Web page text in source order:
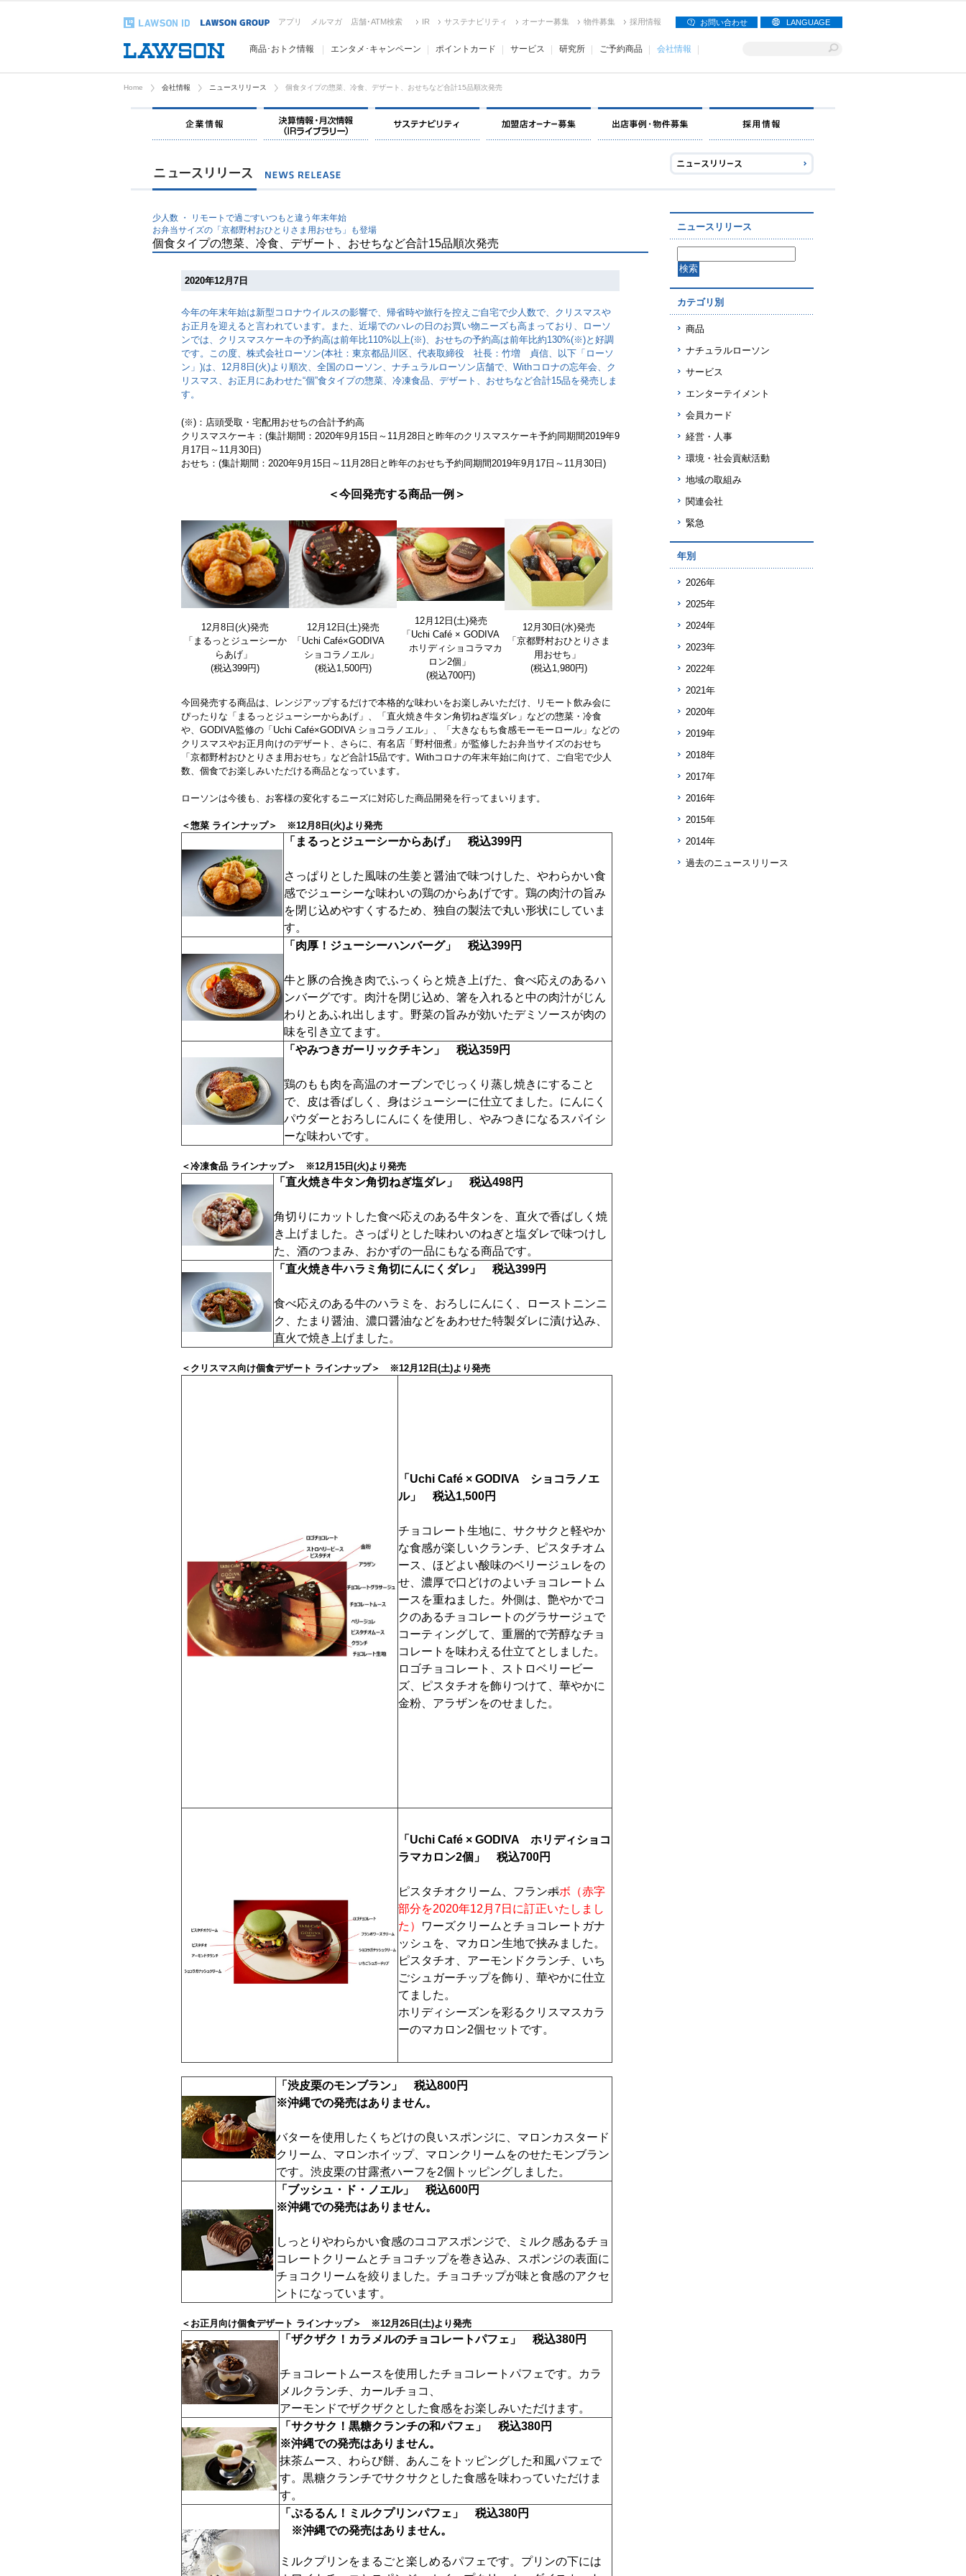
アプリ メルマガ 店舗･ATM検索 IR サステナビリティ オーナー募集 物件募集 採用情報 お問い合わせ LANGUAGE
商品･おトク情報 エンタメ･キャンペーン ポイントカード サービス 研究所 ご予約商品 会社情報
Home 会社情報 ニュースリリース 個食タイプの惣菜、冷食、デザート、おせちなど合計15品順次発売
企業情報
少人数 ・ リモートで過ごすいつもと違う年末年始
お弁当サイズの「京都野村おひとりさま用おせち」も登場
個食タイプの惣菜、冷食、デザート、おせちなど合計15品順次発売
2020年12月7日
今年の年末年始は新型コロナウイルスの影響で、帰省時や旅行を控えご自宅で少人数で、クリスマスや
お正月を迎えると言われています。また、近場でのハレの日のお買い物ニーズも高まっており、ローソ
ンでは、クリスマスケーキの予約高は前年比110%以上(※)、おせちの予約高は前年比約130%(※)と好調
です。この度、株式会社ローソン(本社：東京都品川区、代表取締役 社長：竹増 貞信、以下「ローソ
ン」)は、12月8日(火)より順次、全国のローソン、ナチュラルローソン店舗で、Withコロナの忘年会、ク
リスマス、お正月にあわせた“個”食タイプの惣菜、冷凍食品、デザート、おせちなど合計15品を発売しま
す。
(※)：店頭受取・宅配用おせちの合計予約高
クリスマスケーキ：(集計期間：2020年9月15日～11月28日と昨年のクリスマスケーキ予約同期間2019年9
月17日～11月30日)
おせち：(集計期間：2020年9月15日～11月28日と昨年のおせち予約同期間2019年9月17日～11月30日)
＜今回発売する商品一例＞
12月8日(火)発売
「まるっとジューシーか
らあげ」
(税込399円)
12月12日(土)発売
「Uchi Café×GODIVA
ショコラノエル」
(税込1,500円)
12月12日(土)発売
「Uchi Café × GODIVA
ホリディショコラマカ
ロン2個」
(税込700円)
12月30日(水)発売
「京都野村おひとりさま
用おせち」
(税込1,980円)
今回発売する商品は、レンジアップするだけで本格的な味わいをお楽しみいただけ、リモート飲み会に
ぴったりな「まるっとジューシーからあげ」、「直火焼き牛タン角切ねぎ塩ダレ」などの惣菜・冷食
や、GODIVA監修の「Uchi Café×GODIVA ショコラノエル」、「大きなもち食感モーモーロール」などの
クリスマスやお正月向けのデザート、さらに、有名店「野村佃煮」が監修したお弁当サイズのおせち
「京都野村おひとりさま用おせち」など合計15品です。Withコロナの年末年始に向けて、ご自宅で少人
数、個食でお楽しみいただける商品となっています。
ローソンは今後も、お客様の変化するニーズに対応した商品開発を行ってまいります。
＜惣菜 ラインナップ＞ ※12月8日(火)より発売
「まるっとジューシーからあげ」 税込399円
さっぱりとした風味の生姜と醤油で味つけした、やわらかい食
感でジューシーな味わいの鶏のからあげです。鶏の肉汁の旨み
を閉じ込めやすくするため、独自の製法で丸い形状にしていま
す。
「肉厚！ジューシーハンバーグ」 税込399円
牛と豚の合挽き肉でふっくらと焼き上げた、食べ応えのあるハ
ンバーグです。肉汁を閉じ込め、箸を入れると中の肉汁がじん
わりとあふれ出します。野菜の旨みが効いたデミソースが肉の
味を引き立てます。
「やみつきガーリックチキン」 税込359円
鶏のもも肉を高温のオーブンでじっくり蒸し焼きにすること
で、皮は香ばしく、身はジューシーに仕立てました。にんにく
パウダーとおろしにんにくを使用し、やみつきになるスパイシ
ーな味わいです。
＜冷凍食品 ラインナップ＞ ※12月15日(火)より発売
「直火焼き牛タン角切ねぎ塩ダレ」 税込498円
角切りにカットした食べ応えのある牛タンを、直火で香ばしく焼
き上げました。さっぱりとした味わいのねぎと塩ダレで味つけし
た、酒のつまみ、おかずの一品にもなる商品です。
「直火焼き牛ハラミ角切にんにくダレ」 税込399円
食べ応えのある牛のハラミを、おろしにんにく、ローストニンニ
ク、たまり醤油、濃口醤油などをあわせた特製ダレに漬け込み、
直火で焼き上げました。
＜クリスマス向け個食デザート ラインナップ＞ ※12月12日(土)より発売
「Uchi Café × GODIVA ショコラノエ
ル」 税込1,500円
チョコレート生地に、サクサクと軽やか
な食感が楽しいクランチ、ピスタチオム
ース、ほどよい酸味のベリージュレをの
せ、濃厚で口どけのよいチョコレートム
ースを重ねました。外側は、艶やかでコ
クのあるチョコレートのグラサージュで
コーティングして、重層的で芳醇なチョ
コレートを味わえる仕立てとしました。
ロゴチョコレート、ストロベリービー
ズ、ピスタチオを飾りつけて、華やかに
金粉、アラザンをのせました。
「Uchi Café × GODIVA ホリディショコ
ラマカロン2個」 税込700円
ピスタチオクリーム、フランポボ（赤字
部分を2020年12月7日に訂正いたしまし
た）
ワーズクリームとチョコレートガナ
ッシュを、マカロン生地で挟みました。
ピスタチオ、アーモンドクランチ、いち
ごシュガーチップを飾り、華やかに仕立
てました。
ホリディシーズンを彩るクリスマスカラ
ーのマカロン2個セットです。
「渋皮栗のモンブラン」 税込800円
※沖縄での発売はありません。
バターを使用したくちどけの良いスポンジに、マロンカスタード
クリーム、マロンホイップ、マロンクリームをのせたモンブラン
です。渋皮栗の甘露煮ハーフを2個トッピングしました。
「ブッシュ・ド・ノエル」 税込600円
※沖縄での発売はありません。
しっとりやわらかい食感のココアスポンジで、ミルク感あるチョ
コレートクリームとチョコチップを巻き込み、スポンジの表面に
チョコクリームを絞りました。チョコチップが味と食感のアクセ
ントになっています。
＜お正月向け個食デザート ラインナップ＞ ※12月26日(土)より発売
「ザクザク！カラメルのチョコレートパフェ」 税込380円
チョコレートムースを使用したチョコレートパフェです。カラ
メルクランチ、カールチョコ、
アーモンドでザクザクとした食感をお楽しみいただけます。
「サクサク！黒糖クランチの和パフェ」 税込380円
※沖縄での発売はありません。
抹茶ムース、わらび餅、あんこをトッピングした和風パフェで
す。黒糖クランチでサクサクとした食感を味わっていただけま
す。
「ぷるるん！ミルクプリンパフェ」 税込380円
※沖縄での発売はありません。
ミルクプリンをまるごと楽しめるパフェです。プリンの下には
ニュースリリース
カテゴリ別
商品
ナチュラルローソン
サービス
エンターテイメント
会員カード
経営・人事
環境・社会貢献活動
地域の取組み
関連会社
緊急
年別
2026年
2025年
2024年
2023年
2022年
2021年
2020年
2019年
2018年
2017年
2016年
2015年
2014年
過去のニュースリリース